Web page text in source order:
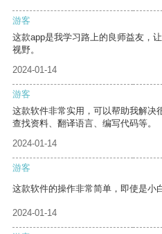
游客
这款app是我学习路上的良师益友，
视野。
2024-01-14
游客
这款软件非常实用，可以帮助我解决
查找资料、翻译语言、编写代码等。
2024-01-14
游客
这款软件的操作非常简单，即使是小
2024-01-14